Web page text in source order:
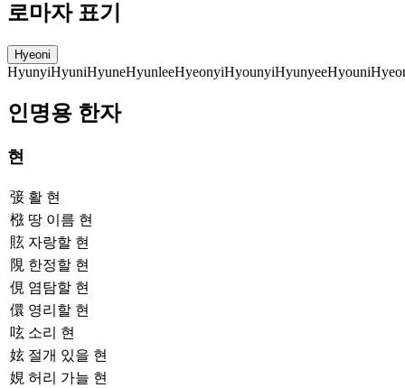
로마자 표기
Hyeoni
HyunyiHyuniHyuneHyunleeHyeonyiHyounyiHyunyeeHyouni
인명용 한자
현
㢺 활 현
㭹 땅 이름 현
䝮 자랑할 현
䧋 한정할 현
俔 염탐할 현
儇 영리할 현
呟 소리 현
妶 절개 있을 현
娊 허리 가늘 현